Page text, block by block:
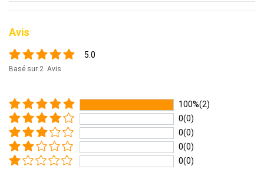
Avis
5.0
Basé sur 2 Avis
100%(2)
0(0)
0(0)
0(0)
0(0)